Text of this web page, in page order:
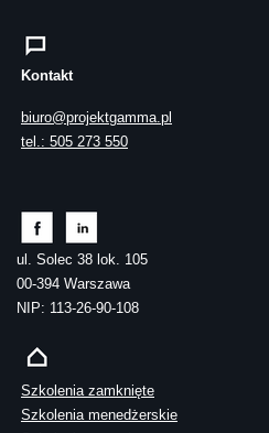
Kontakt
biuro@projektgamma.pl
tel.: 505 273 550
ul. Solec 38 lok. 105
00-394 Warszawa
NIP: 113-26-90-108
Szkolenia zamknięte
Szkolenia menedżerskie